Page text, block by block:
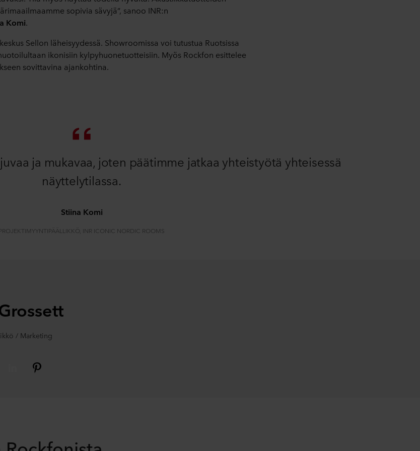
sopivia sävyjä”, sanoo INR:n
Komi.
Sellon läheisyydessä. Showroomissa voi tutustua Ruotsissa
ikonisiin kylpyhuonetuotteisiin. Myös Rockfon esittelee
sovittavina ajankohtina.
ja mukavaa, joten päätimme jatkaa yhteistyötä yhteisessä
näyttelytilassa.
Stiina Komi
INR ICONIC NORDIC ROOMS
/ Marketing